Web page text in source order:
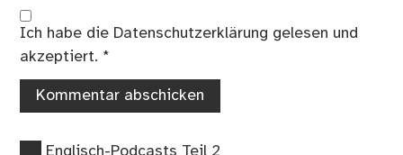
Ich habe die Datenschutzerklärung gelesen und
akzeptiert. *
Vorheriger
Englisch-Podcasts Teil 2